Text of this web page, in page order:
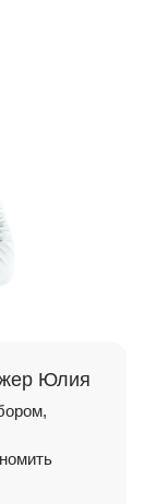
Юлия